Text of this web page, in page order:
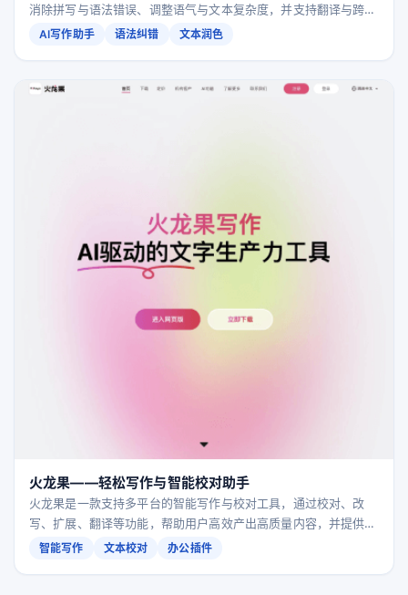
消除拼写与语法错误、调整语气与文本复杂度，并支持翻译与跨语
言沟通；强调隐私保护，不存储或处理你正在编辑的文本。
AI写作助手 语法纠错 文本润色
火龙果——轻松写作与智能校对助手
火龙果是一款支持多平台的智能写作与校对工具，通过校对、改
写、扩展、翻译等功能，帮助用户高效产出高质量内容，并提供
Word、WPS、PPT、PDF及浏览器等多种插件形态。
智能写作 文本校对 办公插件